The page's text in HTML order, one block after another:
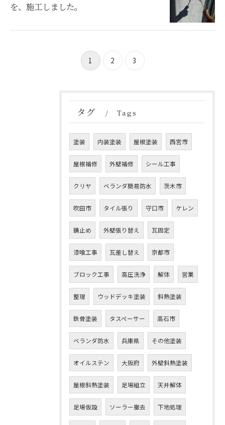
を、施工しました。
1 2 3
タグ Tags
塗装 内装塗装 屋根塗装 西宮市
屋根補修 外壁補修 シール工事
クリヤ ベランダ簡易防水 茨木市
吹田市 タイル張り 守口市 ケレン
錆止め 外壁張り替え 瓦固定
漆喰工事 瓦差し替え 京都市
ブロック工事 高圧洗浄 解体 営業
整理 ウッドデッキ塗装 斜熱塗装
鉄骨塗装 タスペーサー 高石市
ベランダ防水 兵庫県 その他塗装
オイルステン 大阪府 外壁斜熱塗装
屋根斜熱塗装 足場組立 天井解体
足場仮設 ソーラー撤去 下地処理